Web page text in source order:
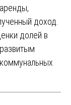
доход.
долей в